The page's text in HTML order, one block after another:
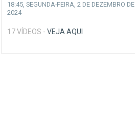
18:45,SEGUNDA-FEIRA, 2 DE DEZEMBRO DE
2024
17 VÍDEOS -VEJA AQUI